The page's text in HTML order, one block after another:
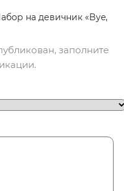
на девичник «Bye,
заполните